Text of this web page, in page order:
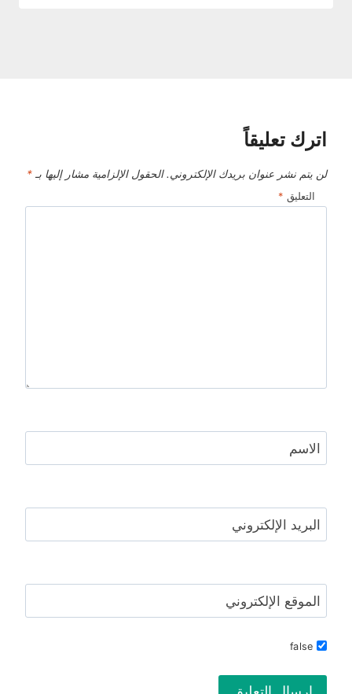
اترك تعليقاً
لن يتم نشر عنوان بريدك الإلكتروني. الحقول الإلزامية مشار إليها بـ *
التعليق *
الاسم
البريد الإلكتروني
الموقع الإلكتروني
false